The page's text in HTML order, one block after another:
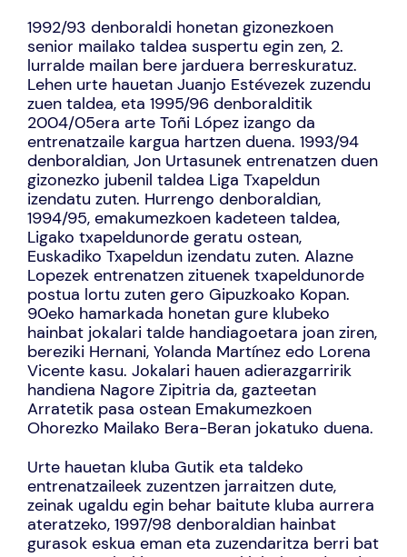
1992/93 denboraldi honetan gizonezkoen
senior mailako taldea suspertu egin zen, 2.
lurralde mailan bere jarduera berreskuratuz.
Lehen urte hauetan Juanjo Estévezek zuzendu
zuen taldea, eta 1995/96 denboralditik
2004/05era arte Toñi López izango da
entrenatzaile kargua hartzen duena. 1993/94
denboraldian, Jon Urtasunek entrenatzen duen
gizonezko jubenil taldea Liga Txapeldun
izendatu zuten. Hurrengo denboraldian,
1994/95, emakumezkoen kadeteen taldea,
Ligako txapeldunorde geratu ostean,
Euskadiko Txapeldun izendatu zuten. Alazne
Lopezek entrenatzen zituenek txapeldunorde
postua lortu zuten gero Gipuzkoako Kopan.
90eko hamarkada honetan gure klubeko
hainbat jokalari talde handiagoetara joan ziren,
bereziki Hernani, Yolanda Martínez edo Lorena
Vicente kasu. Jokalari hauen adierazgarririk
handiena Nagore Zipitria da, gazteetan
Arratetik pasa ostean Emakumezkoen
Ohorezko Mailako Bera-Beran jokatuko duena.
Urte hauetan kluba Gutik eta taldeko
entrenatzaileek zuzentzen jarraitzen dute,
zeinak ugaldu egin behar baitute kluba aurrera
ateratzeko, 1997/98 denboraldian hainbat
gurasok eskua eman eta zuzendaritza berri bat